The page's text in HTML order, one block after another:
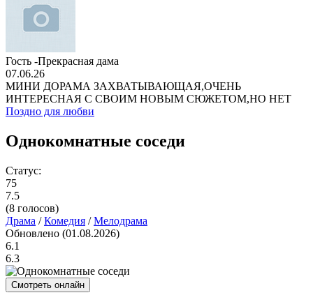
Гость -Прекрасная дама
07.06.26
МИНИ ДОРАМА ЗАХВАТЫВАЮЩАЯ,ОЧЕНЬ
ИНТЕРЕСНАЯ С СВОИМ НОВЫМ СЮЖЕТОМ,НО НЕТ
Поздно для любви
Однокомнатные соседи
Статус:
75
7.5
(8 голосов)
Драма /Комедия /Мелодрама
Обновлено (01.08.2026)
6.1
6.3
Смотреть онлайн